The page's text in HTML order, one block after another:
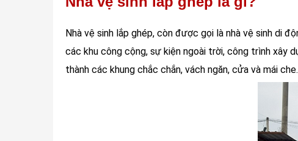
Nhà vệ sinh lắp ghép, còn được gọi là nhà vệ sinh di
các khu công cộng, sự kiện ngoài trời, công trình xây
thành các khung chắc chắn, vách ngăn, cửa và mái che.